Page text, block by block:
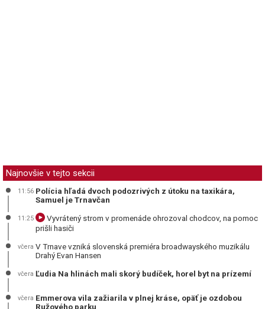
Najnovšie v tejto sekcii
11:56 Polícia hľadá dvoch podozrivých z útoku na taxikára,
Samuel je Trnavčan
11:25
Vyvrátený strom v promenáde ohrozoval chodcov, na pomoc
prišli hasiči
včera V Trnave vzniká slovenská premiéra broadwayského muzikálu
Drahý Evan Hansen
včera Ľudia Na hlinách mali skorý budíček, horel byt na prízemí
včera Emmerova vila zažiarila v plnej kráse, opäť je ozdobou
Ružového parku